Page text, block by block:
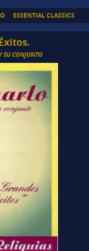
ESSENTIAL CLASSICS
SU CONJUNTO